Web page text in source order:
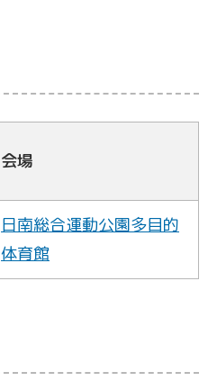
会場
日南総合運動公園多目的
体育館